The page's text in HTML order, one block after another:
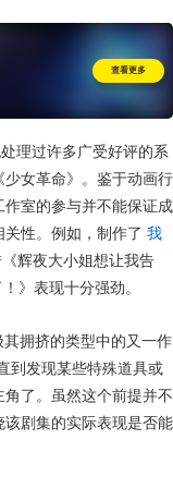
查看更多
理过许多广受好评的系
女革命》。鉴于动画行
室的参与并不能保证成
性。例如，制作了 我
辉夜大小姐想让我告
》表现十分强劲。
拥挤的类型中的又一作
发现某些特殊道具或
了。虽然这个前提并不
剧集的实际表现是否能